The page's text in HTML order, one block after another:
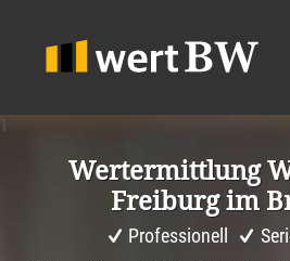
1
Werter­mitt­lung
Freiburg im
Professionell